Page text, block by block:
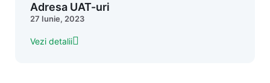
Adresa UAT-uri
27 Iunie, 2023
Vezi detalii